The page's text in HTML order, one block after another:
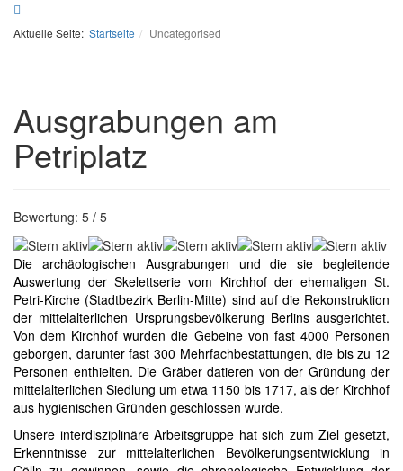
Aktuelle Seite: Startseite Uncategorised
Ausgrabungen am
Petriplatz
Bewertung: 5 / 5
Die archäologischen Ausgrabungen und die sie begleitende
Auswertung der Skelettserie vom Kirchhof der ehemaligen St.
Petri-Kirche (Stadtbezirk Berlin-Mitte) sind auf die Rekonstruktion
der mittelalterlichen Ursprungsbevölkerung Berlins ausgerichtet.
Von dem Kirchhof wurden die Gebeine von fast 4000 Personen
geborgen, darunter fast 300 Mehrfachbestattungen, die bis zu 12
Personen enthielten. Die Gräber datieren von der Gründung der
mittelalterlichen Siedlung um etwa 1150 bis 1717, als der Kirchhof
aus hygienischen Gründen geschlossen wurde.
Unsere interdisziplinäre Arbeitsgruppe hat sich zum Ziel gesetzt,
Erkenntnisse zur mittelalterlichen Bevölkerungsentwicklung in